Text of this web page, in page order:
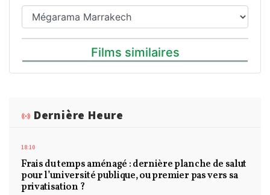
Films similaires
Dernière Heure
18:10
Frais du temps aménagé : dernière planche de salut
pour l’université publique, ou premier pas vers sa
privatisation ?